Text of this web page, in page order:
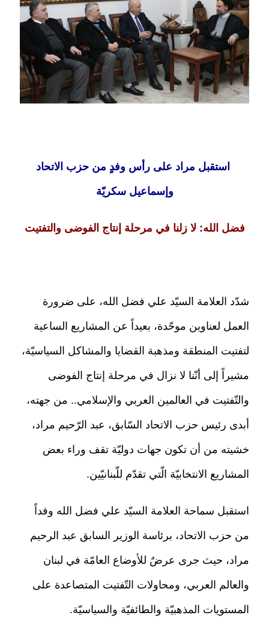
استقبل مراد على رأس وفدٍ من حزب الاتحاد
وإسماعيل سكريّة
فضل الله: لا زلنا في مرحلة إنتاج الفوضى والتفتيت
شدّد العلامة السيّد علي فضل الله، على ضرورة
العمل لعناوين موحّدة، بعيداً عن المشاريع الساعية
لتفتيت المنطقة ومذهبة القضايا والمشاكل السياسيّة،
مشيراً إلى أنّنا لا نزال في مرحلة إنتاج الفوضى
والتّفتيت في العالمين العربي والإسلامي.. من جهته،
أبدى رئيس حزب الاتحاد السّابق، عبد الرّحيم مراد،
خشيته من أن تكون جهات دوليّة تقف وراء بعض
المشاريع الانتخابيّة الّتي تقدّم للّبنانيّين.
استقبل سماحة العلامة السيّد علي فضل الله وفداً
من حزب الاتحاد، برئاسة الوزير السابق عبد الرحيم
مراد، حيث جرى عرضٌ للأوضاع العامّة في لبنان
والعالم العربي، ومحاولات التّفتيت المتصاعدة على
المستويات المذهبيّة والطائفيّة والسياسيّة.